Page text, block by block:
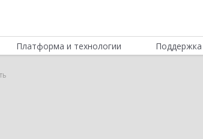
Платформа и технологии